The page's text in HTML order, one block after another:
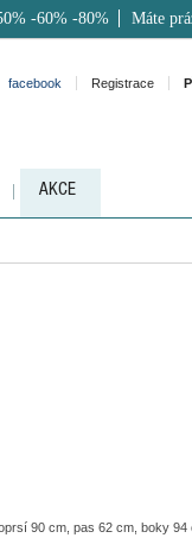
-60% -80% Máte
facebook Registrace
AKCE
90 cm, pas 62 cm, boky 94